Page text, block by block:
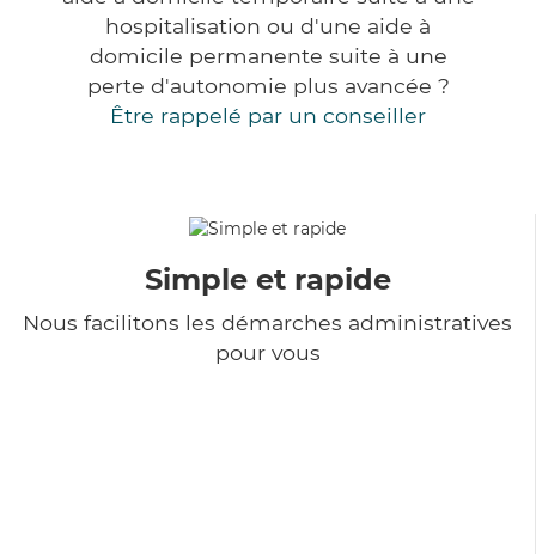
hospitalisation ou d'une aide à
domicile permanente suite à une
perte d'autonomie plus avancée ?
Être rappelé par un conseiller
Simple et rapide
Nous facilitons les démarches administratives
pour vous